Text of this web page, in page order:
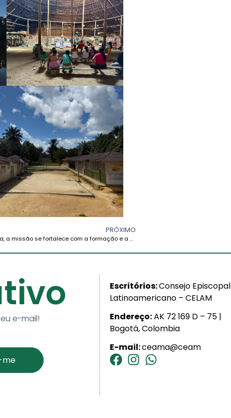
PRÓXIMO
Em Sena, na Bolívia, a missão se fortalece com a formação e a escuta dos povos amazônicos
e-mail!
Escritórios:Consejo Episcopal
Latinoamericano – CELAM
Endereço:AK 72 169 D – 75 |
Bogotá, Colombia
E-mail:ceama@ceam